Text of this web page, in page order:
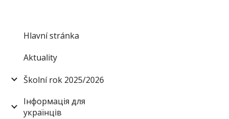
Hlavní stránka
Aktuality
Školní rok 2025/2026
Інформація для
українців